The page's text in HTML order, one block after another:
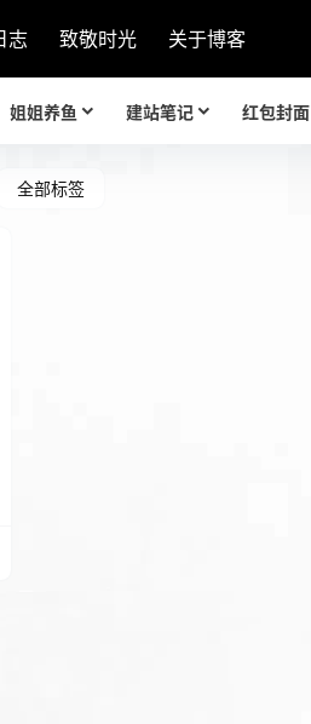
志 致敬时光 关于博客
姐姐养鱼 建站笔记 红包封面
全部标签